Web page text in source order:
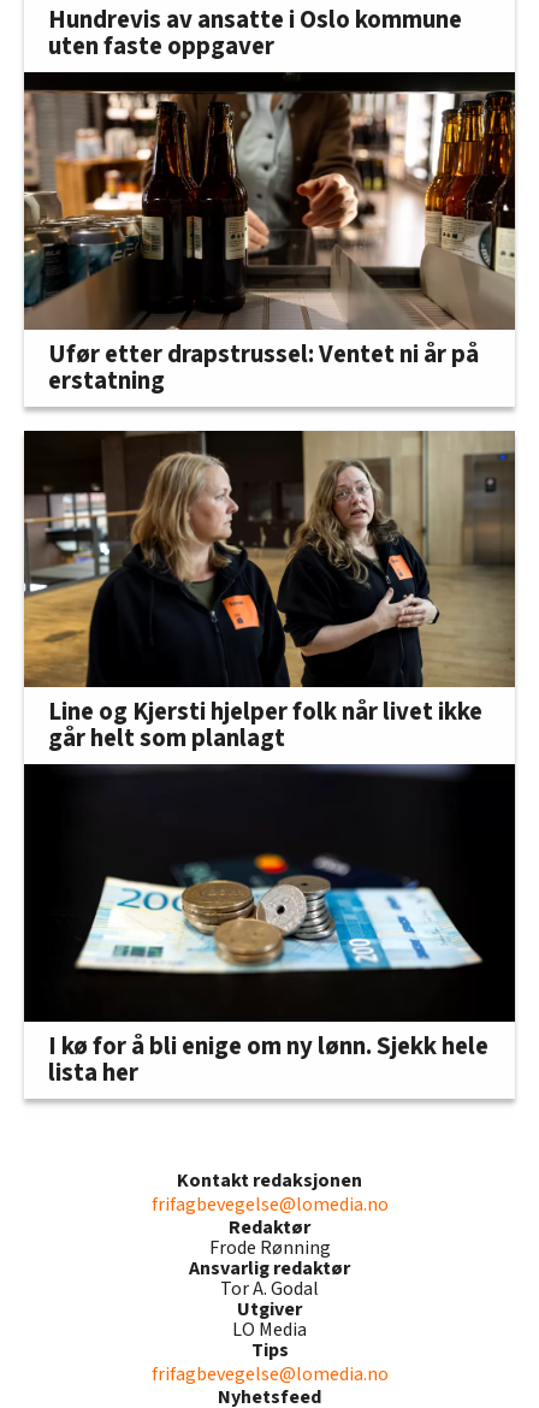
Hundrevis av ansatte i Oslo kommune
uten faste oppgaver
Ufør etter drapstrussel: Ventet ni år på
erstatning
Line og Kjersti hjelper folk når livet ikke
går helt som planlagt
I kø for å bli enige om ny lønn. Sjekk hele
lista her
Kontakt redaksjonen
frifagbevegelse@lomedia.no
Redaktør
Frode Rønning
Ansvarlig redaktør
Tor A. Godal
Utgiver
LO Media
Tips
frifagbevegelse@lomedia.no
Nyhetsfeed